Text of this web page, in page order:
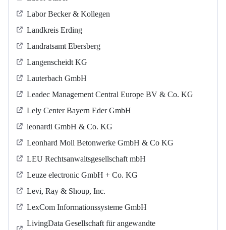
Labor Becker & Kollegen
Landkreis Erding
Landratsamt Ebersberg
Langenscheidt KG
Lauterbach GmbH
Leadec Management Central Europe BV & Co. KG
Lely Center Bayern Eder GmbH
leonardi GmbH & Co. KG
Leonhard Moll Betonwerke GmbH & Co KG
LEU Rechtsanwaltsgesellschaft mbH
Leuze electronic GmbH + Co. KG
Levi, Ray & Shoup, Inc.
LexCom Informationssysteme GmbH
LivingData Gesellschaft für angewandte